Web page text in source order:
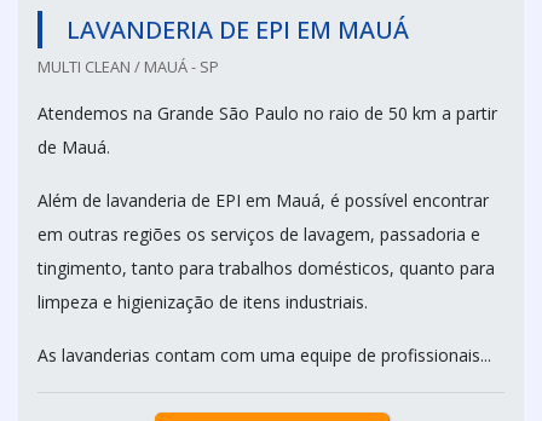
LAVANDERIA DE EPI EM MAUÁ
MULTI CLEAN / MAUÁ - SP
Atendemos na Grande São Paulo no raio de 50 km a partir
de Mauá.
Além de lavanderia de EPI em Mauá, é possível encontrar
em outras regiões os serviços de lavagem, passadoria e
tingimento, tanto para trabalhos domésticos, quanto para
limpeza e higienização de itens industriais.
As lavanderias contam com uma equipe de profissionais...